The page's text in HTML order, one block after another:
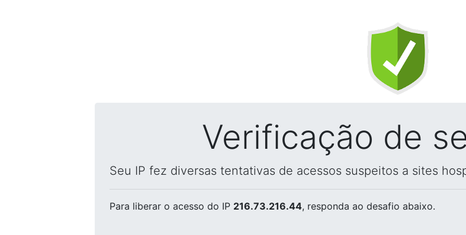
Verificação de
Seu IP fez diversas tentativas de acessos suspeitos a sites
Para liberar o acesso do IP 216.73.216.44, responda ao desafio abaixo.